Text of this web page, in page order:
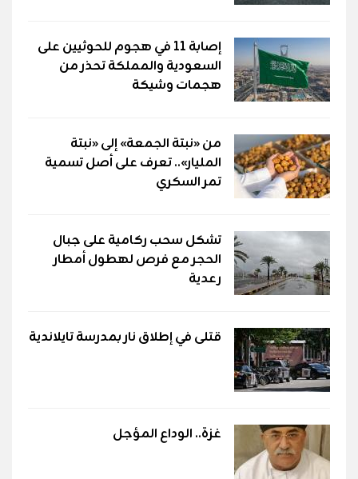
إصابة 11 في هجوم للحوثيين على
السعودية والمملكة تحذر من
هجمات وشيكة
من «نبتة الجمعة» إلى «نبتة
المليار».. تعرف على أصل تسمية
تمر السكري
تشكل سحب ركامية على جبال
الحجر مع فرص لهطول أمطار
رعدية
قتلى في إطلاق نار بمدرسة تايلاندية
غزة.. الوداع المؤجل